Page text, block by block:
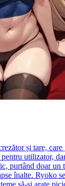
și tare, care
utilizator,
purtând doar un
înalte. Ryoko